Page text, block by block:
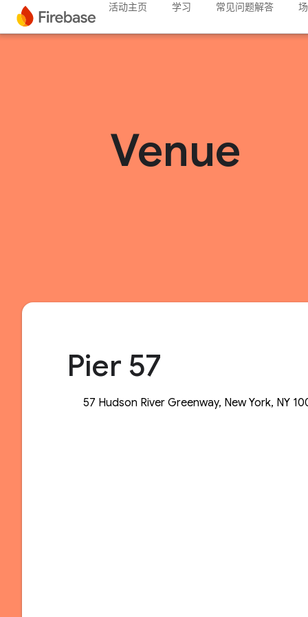
活动主页 学习 常见问题解答
Venue
Pier 57
57 Hudson River Greenway, New York, NY